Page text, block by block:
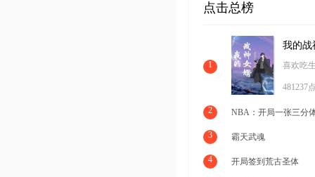
点击总榜
1
我的战
喜欢吃
481237
2 NBA：开局一张三分
3 霸天武魂
4 开局签到荒古圣体